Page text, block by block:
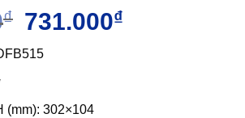
₫ Giá
là:
731.000₫
(mm): 302×104